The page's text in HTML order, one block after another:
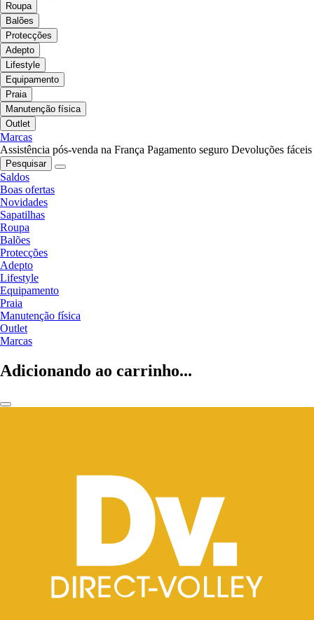
Roupa
Balões
Protecções
Adepto
Lifestyle
Equipamento
Praia
Manutenção física
Outlet
Marcas
Assistência pós-venda na França Pagamento seguro Devoluções fáceis
Pesquisar
Saldos
Boas ofertas
Novidades
Sapatilhas
Roupa
Balões
Protecções
Adepto
Lifestyle
Equipamento
Praia
Manutenção física
Outlet
Marcas
Adicionando ao carrinho...